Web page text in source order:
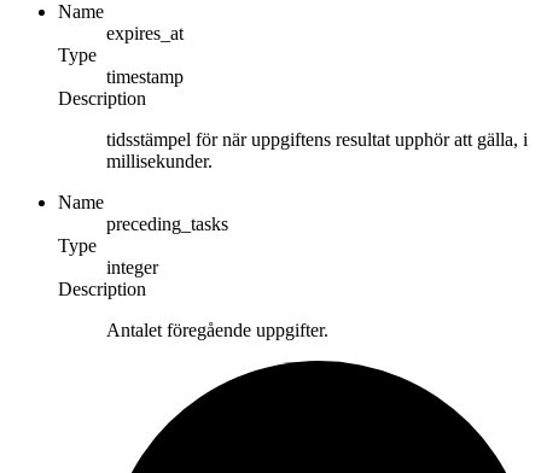
Name
expires_at
Type
timestamp
Description
tidsstämpel för när uppgiftens resultat upphör att gälla, i
millisekunder.
Name
preceding_tasks
Type
integer
Description
Antalet föregående uppgifter.